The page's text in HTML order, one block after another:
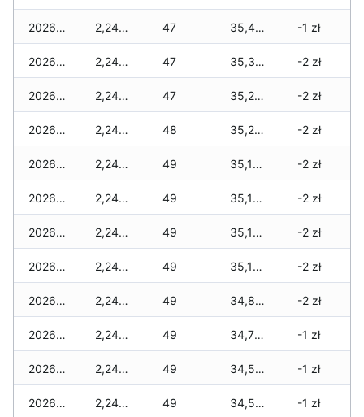
2026-02-10 2,240 zł 47 35,430 zł -1 zł
2026-02-09 2,240 zł 47 35,390 zł -2 zł
2026-02-08 2,240 zł 47 35,290 zł -2 zł
2026-02-07 2,240 zł 48 35,290 zł -2 zł
2026-02-06 2,240 zł 49 35,150 zł -2 zł
2026-02-05 2,240 zł 49 35,140 zł -2 zł
2026-02-04 2,240 zł 49 35,120 zł -2 zł
2026-02-03 2,240 zł 49 35,100 zł -2 zł
2026-02-02 2,240 zł 49 34,860 zł -2 zł
2026-02-01 2,240 zł 49 34,780 zł -1 zł
2026-01-31 2,240 zł 49 34,540 zł -1 zł
2026-01-30 2,240 zł 49 34,540 zł -1 zł